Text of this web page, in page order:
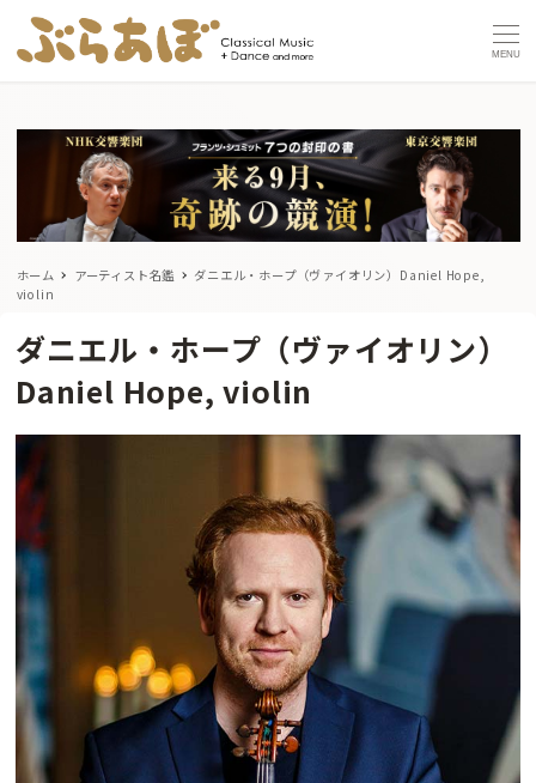
MENU
ホーム アーティスト名鑑
ダニエル・ホープ（ヴァイオリン）Daniel Hope,
violin
ダニエル・ホープ（ヴァイオリン）
Daniel Hope, violin